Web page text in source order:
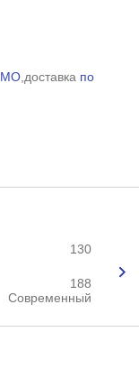
МО,доставка по
130
188
Современный